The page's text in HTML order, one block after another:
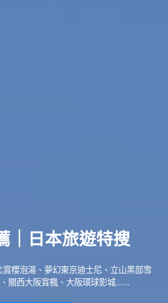
｜日本旅遊特搜
櫻泡湯、夢幻東京迪士尼、立山黑部雪
關西大阪賞楓、大阪環球影城......